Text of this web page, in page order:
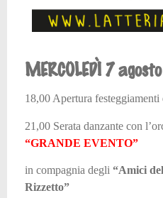
MERCOLEDÌ 7 agosto
18,00 Apertura
21,00 Serata danzante con
“GRANDE EVENTO”
in compagnia degli “Amici
Rizzetto”